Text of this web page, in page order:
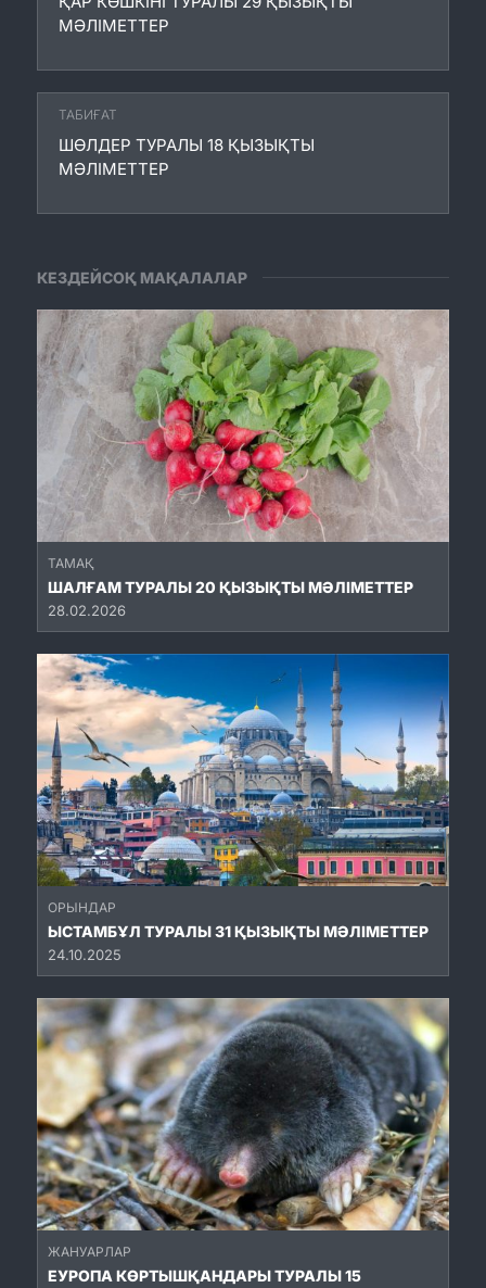
МӘЛІМЕТТЕР
ТАБИҒАТ
ШӨЛДЕР ТУРАЛЫ 18 ҚЫЗЫҚТЫ
МӘЛІМЕТТЕР
КЕЗДЕЙСОҚ МАҚАЛАЛАР
ТАМАҚ
ШАЛҒАМ ТУРАЛЫ 20 ҚЫЗЫҚТЫ МӘЛІМЕТТЕР
28.02.2026
ОРЫНДАР
ЫСТАМБҰЛ ТУРАЛЫ 31 ҚЫЗЫҚТЫ МӘЛІМЕТТЕР
24.10.2025
ЖАНУАРЛАР
ЕУРОПА КӨРТЫШҚАНДАРЫ ТУРАЛЫ 15